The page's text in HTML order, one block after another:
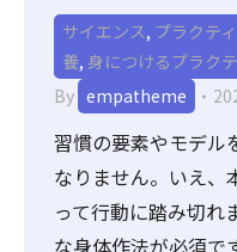
サイエンス, プラクテ
養, 身につけるプラク
By empatheme
習慣の要素やモデル
なりません。いえ、
って行動に踏み切れ
な身体作法が必須で